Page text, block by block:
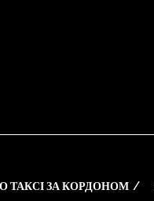
ТАКСІ ЗА КОРДОНОМ